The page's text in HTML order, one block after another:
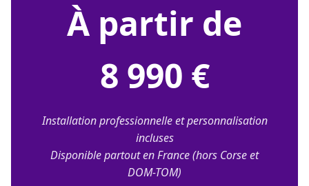
À partir de
8 990 €
Installation professionnelle et personnalisation
incluses
Disponible partout en France (hors Corse et
DOM-TOM)